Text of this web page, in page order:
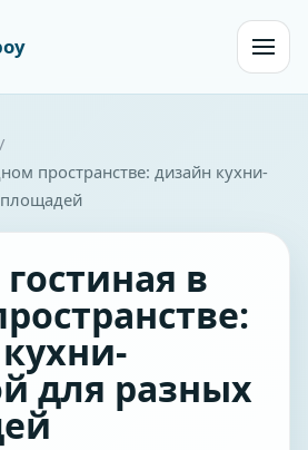
пространстве: дизайн кухни-
площадей
в
для разных